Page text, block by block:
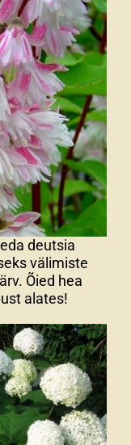
deutsia
välimiste
Õied hea
alates!